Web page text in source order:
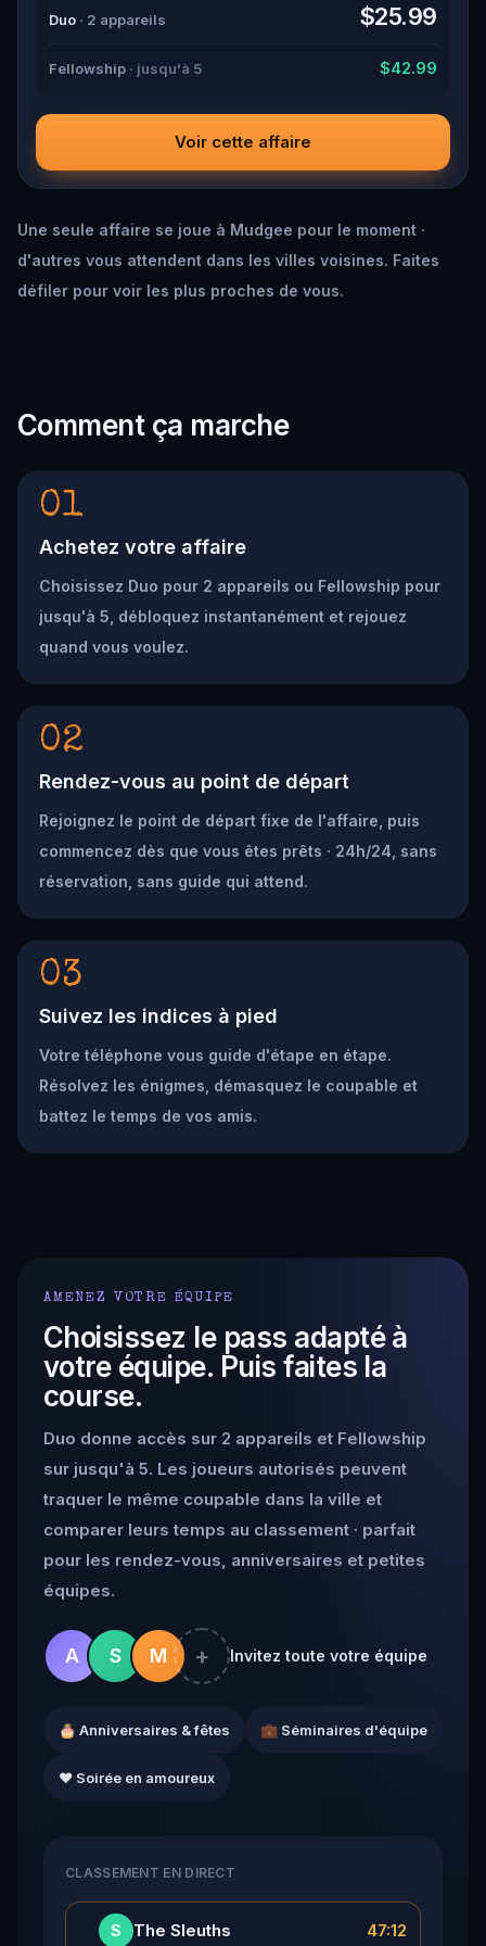
Duo · 2 appareils $25.99
Fellowship · jusqu'à 5 $42.99
Voir cette affaire
Une seule affaire se joue à Mudgee pour le moment ·
d'autres vous attendent dans les villes voisines. Faites
défiler pour voir les plus proches de vous.
Comment ça marche
01
Achetez votre affaire
Choisissez Duo pour 2 appareils ou Fellowship pour
jusqu'à 5, débloquez instantanément et rejouez
quand vous voulez.
02
Rendez-vous au point de départ
Rejoignez le point de départ fixe de l'affaire, puis
commencez dès que vous êtes prêts · 24h/24, sans
réservation, sans guide qui attend.
03
Suivez les indices à pied
Votre téléphone vous guide d'étape en étape.
Résolvez les énigmes, démasquez le coupable et
battez le temps de vos amis.
AMENEZ VOTRE ÉQUIPE
Choisissez le pass adapté à
votre équipe. Puis faites la
course.
Duo donne accès sur 2 appareils et Fellowship
sur jusqu'à 5. Les joueurs autorisés peuvent
traquer le même coupable dans la ville et
comparer leurs temps au classement · parfait
pour les rendez-vous, anniversaires et petites
équipes.
A S M + Invitez toute votre équipe
🎂 Anniversaires & fêtes 💼 Séminaires d'équipe
❤️ Soirée en amoureux
CLASSEMENT EN DIRECT
S The Sleuths 47:12